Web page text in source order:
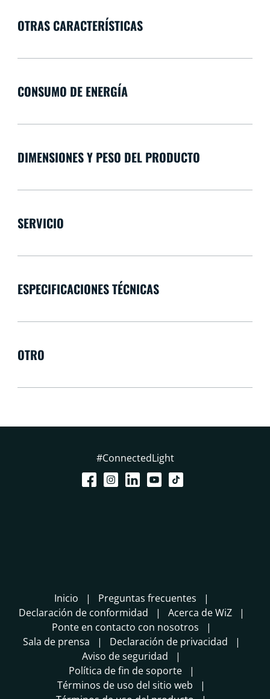
OTRAS CARACTERÍSTICAS
CONSUMO DE ENERGÍA
DIMENSIONES Y PESO DEL PRODUCTO
SERVICIO
ESPECIFICACIONES TÉCNICAS
OTRO
#ConnectedLight
Inicio
Preguntas frecuentes
Declaración de conformidad
Acerca de WiZ
Ponte en contacto con nosotros
Sala de prensa
Declaración de privacidad
Aviso de seguridad
Política de fin de soporte
Términos de uso del sitio web